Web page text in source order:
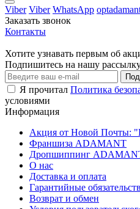
Viber Viber WhatsApp
Заказать звонок
Контакты
Хотите узнавать первым об
Подпишитесь на нашу
Я прочитал Политика
условиями
Информация
Акция от Новой Почты:
Франшиза ADAMANT
Дропшиппинг
О нас
Доставка и оплата
Гарантийные
Возврат и обмен